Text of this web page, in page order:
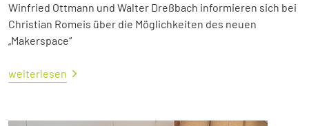
Winfried Ottmann und Walter Dreßbach informieren sich bei
Christian Romeis über die Möglichkeiten des neuen
„Makerspace“
weiterlesen